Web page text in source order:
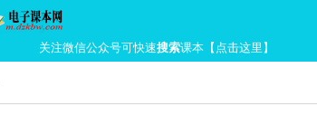
关注微信公众号可快速搜索课本【点击这里】